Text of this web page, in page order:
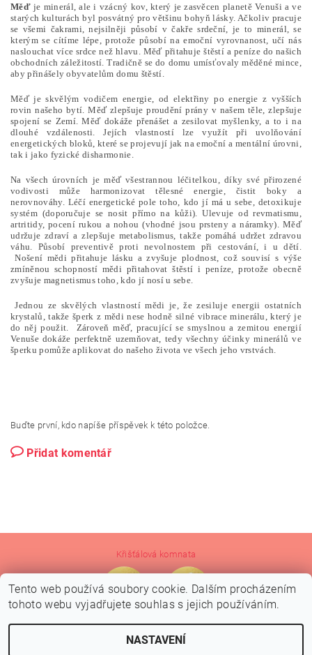
Měď je minerál, ale i vzácný kov, který je zasvěcen planetě Venuši a ve
starých kulturách byl posvátný pro většinu bohyň lásky. Ačkoliv pracuje
se všemi čakrami, nejsilněji působí v čakře srdeční, je to minerál, se
kterým se cítíme lépe, protože působí na emoční vyrovnanost, učí nás
naslouchat více srdce než hlavu. Měď přitahuje štěstí a peníze do našich
obchodních záležitostí. Tradičně se do domu umísťovaly měděné mince,
aby přinášely obyvatelům domu štěstí.
Měď je skvělým vodičem energie, od elektřiny po energie z vyšších
rovin našeho bytí. Měď zlepšuje proudění prány v našem těle, zlepšuje
spojení se Zemí. Měď dokáže přenášet a zesilovat myšlenky, a to i na
dlouhé vzdálenosti. Jejích vlastností lze využít při uvolňování
energetických bloků, které se projevují jak na emoční a mentální úrovni,
tak i jako fyzické disharmonie.
Na všech úrovních je měď všestrannou léčitelkou, díky své přirozené
vodivosti může harmonizovat tělesné energie, čistit boky a
nerovnováhy. Léčí energetické pole toho, kdo jí má u sebe, detoxikuje
systém (doporučuje se nosit přímo na kůži). Ulevuje od revmatismu,
artritidy, pocení rukou a nohou (vhodné jsou prsteny a náramky). Měď
udržuje zdraví a zlepšuje metabolismus, takže pomáhá udržet zdravou
váhu. Působí preventivě proti nevolnostem při cestování, i u dětí.
Nošení mědi přitahuje lásku a zvyšuje plodnost, což souvisí s výše
zmíněnou schopností mědi přitahovat štěstí i peníze, protože obecně
zvyšuje magnetismus toho, kdo jí nosí u sebe.
Jednou ze skvělých vlastností mědi je, že zesiluje energii ostatních
krystalů, takže šperk z mědi nese hodně silné vibrace minerálu, který je
do něj použit. Zároveň měď, pracující se smyslnou a zemitou energií
Venuše dokáže perfektně uzemňovat, tedy všechny účinky minerálů ve
šperku pomůže aplikovat do našeho života ve všech jeho vrstvách.
Buďte první, kdo napíše příspěvek k této položce.
Přidat komentář
Křišťálová komnata
Tento web používá soubory cookie. Dalším procházením
tohoto webu vyjadřujete souhlas s jejich používáním.
NASTAVENÍ